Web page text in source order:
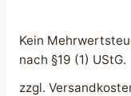
Kein
nach §19 (1) UStG.
zzgl.